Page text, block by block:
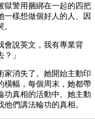
獄警用捆綁在一起的四把
一樣想做個好人的人、因
會說英文，我有專業背
」
家消失了。她開始主動印
橫幅，每個周末，她都帶
功真相的活動中。她主動
們講法輪功的真相。